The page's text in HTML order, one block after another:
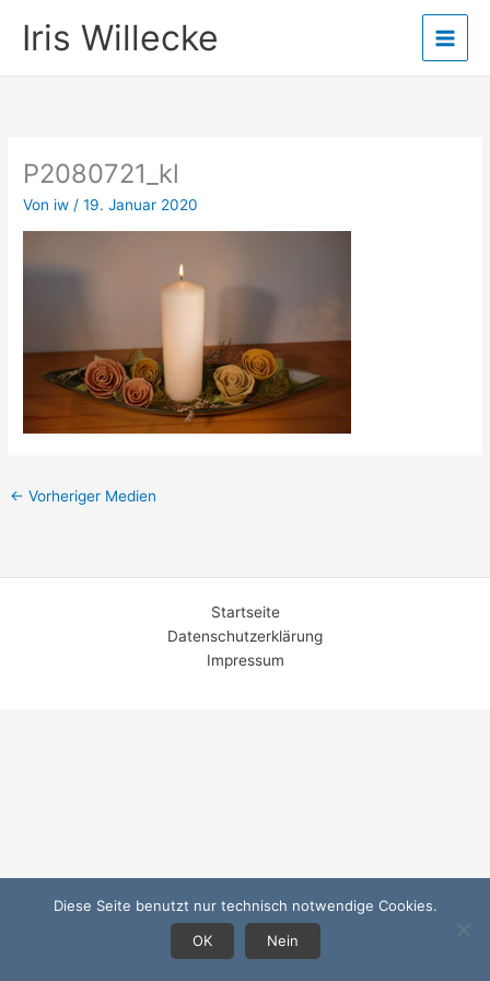
InhaltIris Willecke
P2080721_kl
Von iw /19. Januar 2020
← Vorheriger Medien
Startseite
Datenschutzerklärung
Impressum
Diese Seite benutzt nur technisch notwendige Cookies.
OK
Nein